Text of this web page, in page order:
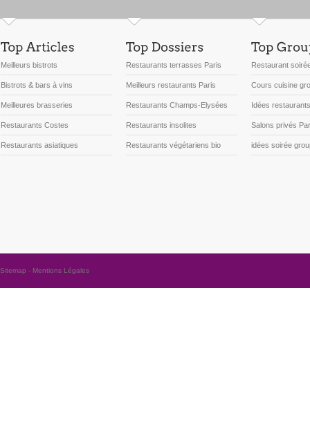
Restaurants Paris Dossiers Editos Groupes Critiques
Meilleurs bistrots
Bistrots & bars à vins
Meilleures brasseries
Restaurants Costes
Restaurants asiatiques
Restaurants terrasses Paris
Meilleurs restaurants Paris
Restaurants Champs-Elysées
Restaurants insolites
Restaurants végétariens bio
Restaurant
Cours cuisine
Idées
Salons privés
idées soirée
Sitemap - Mentions Légales